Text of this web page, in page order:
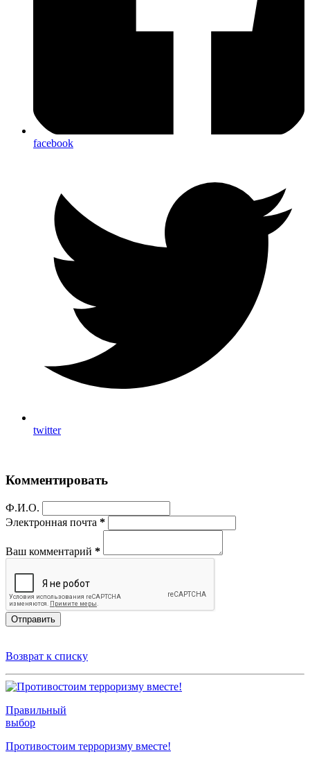
facebook
twitter
Комментировать
Ф.И.О.
Электронная почта *
Ваш комментарий *
Отправить
Возврат к списку
Правильный
выбор
Противостоим терроризму вместе!